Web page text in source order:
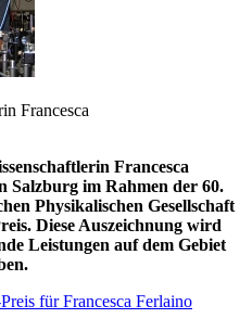
Francesca
Francesca
Salzburg im Rahmen der 60.
Physikalischen Gesellschaft
Diese Auszeichnung wird
Leistungen auf dem Gebiet
für Francesca Ferlaino